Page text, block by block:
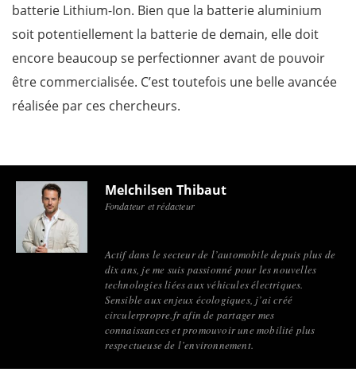
batterie Lithium-Ion. Bien que la batterie aluminium
soit potentiellement la batterie de demain, elle doit
encore beaucoup se perfectionner avant de pouvoir
être commercialisée. C’est toutefois une belle avancée
réalisée par ces chercheurs.
Melchilsen Thibaut
Fondateur et rédacteur
Actif dans le secteur de l’automobile depuis plus de
dix ans, je me suis passionné pour les nouvelles
technologies liées aux véhicules électriques.
Sensible aux enjeux écologiques, j’ai créé
circulerpropre.fr afin de partager mes
connaissances et promouvoir une mobilité plus
respectueuse de l’environnement.